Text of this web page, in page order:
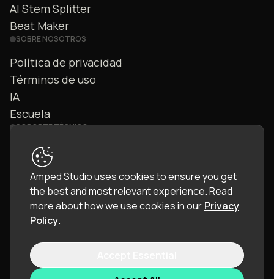
AI Stem Splitter
Beat Maker
SOBRE NOSOTROS
Política de privacidad
Términos de uso
IA
Escuela
SOPORTE TÉCNICO
Contáctanos
Preguntas frecuentes
Comunidad
Manual
© 2026 LettoPro SA. All rights reserved.
Amped Studio uses cookies to ensure you get
the best and most relevant experience.Read
more about how we use cookies in our Privacy
Policy.